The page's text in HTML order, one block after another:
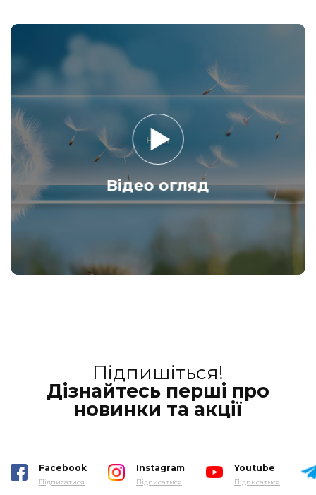
Відео огляд
Підпишіться!
Дізнайтесь перші про
новинки та акції
Facebook
Підписатися
Instagram
Підписатися
Youtube
Підписатися